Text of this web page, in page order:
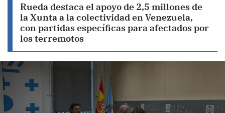
Rueda destaca el apoyo de 2,5 millones de
la Xunta a la colectividad en Venezuela,
con partidas específicas para afectados por
los terremotos